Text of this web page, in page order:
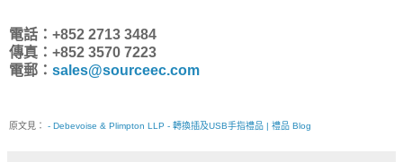
電話：+852 2713 3484
傳真：+852 3570 7223
電郵： sales@sourceec.com
原文見： - Debevoise & Plimpton LLP - 轉換插及USB手指禮品 | 禮品 Blog